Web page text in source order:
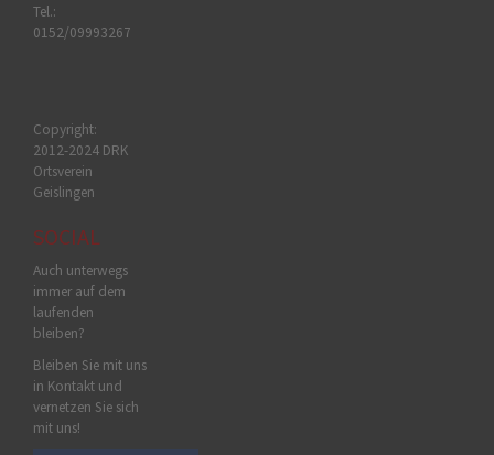
Tel.:
0152/09993267
Copyright:
2012-2024 DRK
Ortsverein
Geislingen
SOCIAL
Auch unterwegs
immer auf dem
laufenden
bleiben?
Bleiben Sie mit uns
in Kontakt und
vernetzen Sie sich
mit uns!